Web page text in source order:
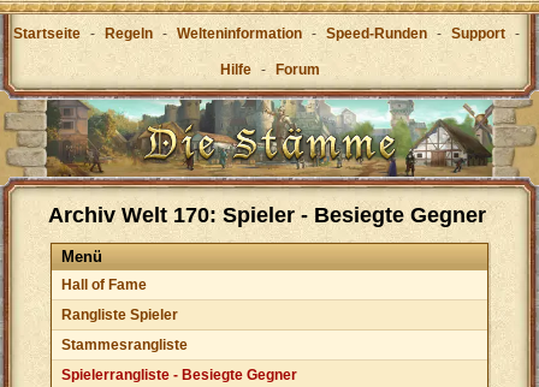
Startseite - Regeln - Welteninformation - Speed-Runden - Support -
Hilfe - Forum
Archiv Welt 170: Spieler - Besiegte Gegner
Menü
Hall of Fame
Rangliste Spieler
Stammesrangliste
Spielerrangliste - Besiegte Gegner